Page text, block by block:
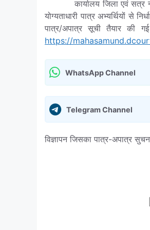
कार्यालय जिला एवं सत्र
योग्यताधारी पात्र अभ्यर्थियों से
पात्र/अपात्र सूची तैयार की
https://
WhatsApp Channel
Telegram Channel
विज्ञापन जिसका पात्र-अपात्र